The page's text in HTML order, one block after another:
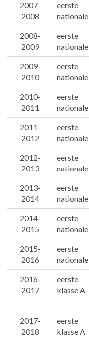
2007-
2008
eerste
nationale
2008-
2009
eerste
nationale
2009-
2010
eerste
nationale
2010-
2011
eerste
nationale
2011-
2012
eerste
nationale
2012-
2013
eerste
nationale
2013-
2014
eerste
nationale
2014-
2015
eerste
nationale
2015-
2016
eerste
nationale
2016-
2017
eerste
klasse A
2017-
2018
eerste
klasse A